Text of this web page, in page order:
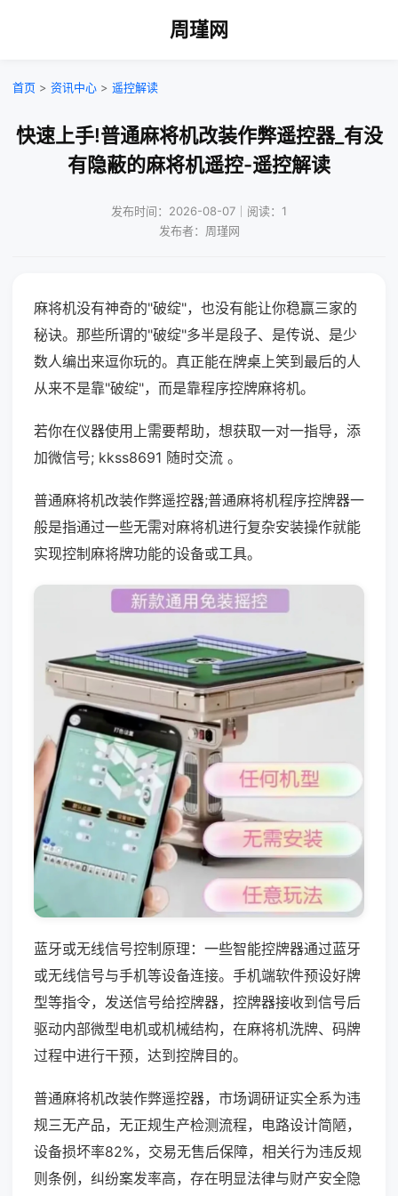
周瑾网
首页 > 资讯中心 > 遥控解读
快速上手!普通麻将机改装作弊遥控器_有没
有隐蔽的麻将机遥控-遥控解读
发布时间：2026-08-07｜阅读：1
发布者：周瑾网
麻将机没有神奇的"破绽"，也没有能让你稳赢三家的
秘诀。那些所谓的"破绽"多半是段子、是传说、是少
数人编出来逗你玩的。真正能在牌桌上笑到最后的人
从来不是靠"破绽"，而是靠程序控牌麻将机。
若你在仪器使用上需要帮助，想获取一对一指导，添
加微信号; kkss8691 随时交流 。
普通麻将机改装作弊遥控器;普通麻将机程序控牌器一
般是指通过一些无需对麻将机进行复杂安装操作就能
实现控制麻将牌功能的设备或工具。
蓝牙或无线信号控制原理：一些智能控牌器通过蓝牙
或无线信号与手机等设备连接。手机端软件预设好牌
型等指令，发送信号给控牌器，控牌器接收到信号后
驱动内部微型电机或机械结构，在麻将机洗牌、码牌
过程中进行干预，达到控牌目的。
普通麻将机改装作弊遥控器，市场调研证实全系为违
规三无产品，无正规生产检测流程，电路设计简陋，
设备损坏率82%，交易无售后保障，相关行为违反规
则条例，纠纷案发率高，存在明显法律与财产安全隐